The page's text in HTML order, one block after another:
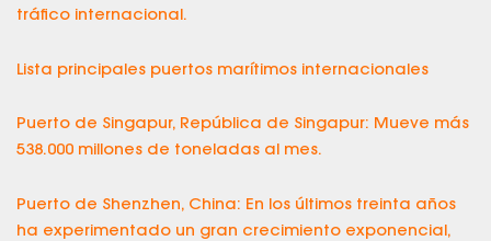
tráfico internacional.
Lista principales puertos marítimos internacionales
Puerto de Singapur, República de Singapur: Mueve más
538.000 millones de toneladas al mes.
Puerto de Shenzhen, China: En los últimos treinta años
ha experimentado un gran crecimiento exponencial,